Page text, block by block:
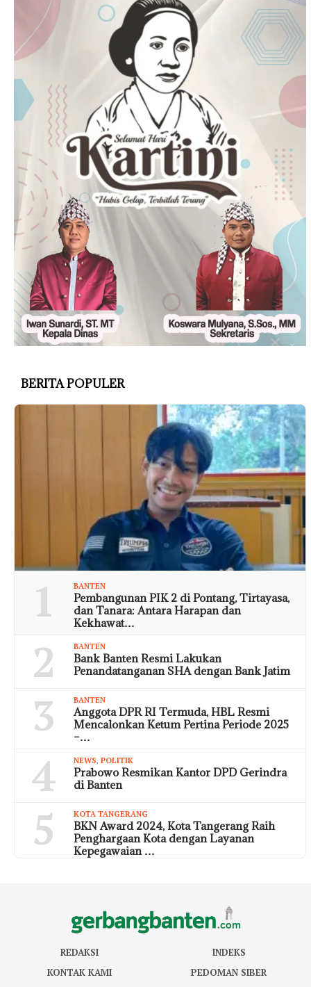
BERITA POPULER
1 BANTEN
Pembangunan PIK 2 di Pontang, Tirtayasa,
dan Tanara: Antara Harapan dan
Kekhawat…
2 BANTEN
Bank Banten Resmi Lakukan
Penandatanganan SHA dengan Bank Jatim
3 BANTEN
Anggota DPR RI Termuda, HBL Resmi
Mencalonkan Ketum Pertina Periode 2025
–…
4 NEWS, POLITIK
Prabowo Resmikan Kantor DPD Gerindra
di Banten
5 KOTA TANGERANG
BKN Award 2024, Kota Tangerang Raih
Penghargaan Kota dengan Layanan
Kepegawaian …
REDAKSI
INDEKS
KONTAK KAMI
PEDOMAN SIBER